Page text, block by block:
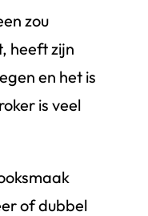
zou
heeft zijn
en het is
is veel
of dubbel